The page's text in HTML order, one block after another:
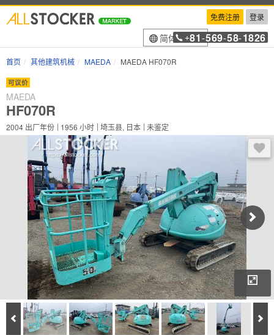
免费注册 登录
简体中文
+81 -569-58-1826
首页 其他建筑机械 MAEDA MAEDA HF070R
可议价
MAEDA
HF070R
2004 出厂年份 1956 小时 埼玉县, 日本 未鉴定
登
Prev